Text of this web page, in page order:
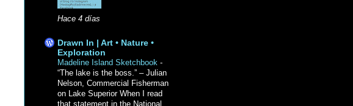
Hace 4 días
Drawn In | Art • Nature •
Exploration
Madeline Island Sketchbook -
“The lake is the boss.” – Julian
Nelson, Commercial Fisherman
on Lake Superior When I read
that statement in the National